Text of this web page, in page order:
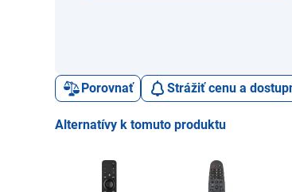
Porovnať Strážiť cenu a
Alternatívy k tomuto produktu